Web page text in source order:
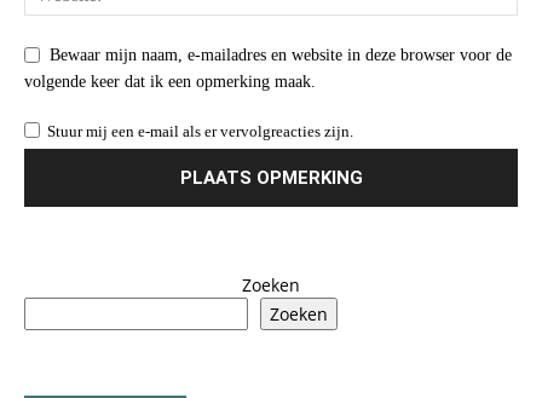
Bewaar mijn naam, e-mailadres en website in deze browser voor de
volgende keer dat ik een opmerking maak.
Stuur mij een e-mail als er vervolgreacties zijn.
Zoeken
Zoeken